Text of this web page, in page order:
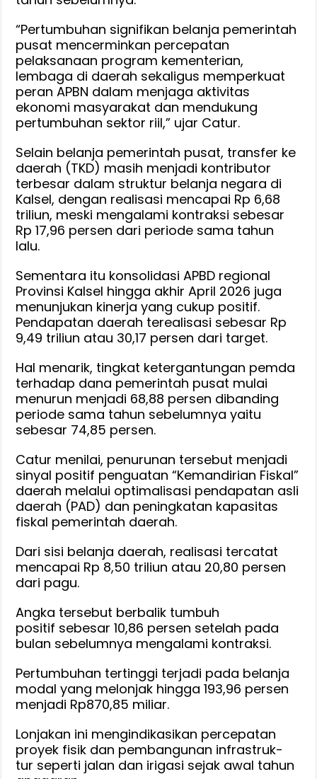
“Pertumbuhan signifikan belanja pemerintah
pusat mencerminkan percepatan
pelaksanaan program kementerian,
lembaga di daerah sekaligus memperkuat
peran APBN dalam menjaga aktivitas
ekonomi masyarakat dan mendukung
pertumbuhan sektor riil,” ujar Catur.
Selain belanja pemerintah pusat, transfer ke
daerah (TKD) masih menjadi kontributor
terbesar dalam struktur belanja negara di
Kalsel, dengan realisasi mencapai Rp 6,68
triliun, meski mengalami kontraksi sebesar
Rp 17,96 persen dari periode sama tahun
lalu.
Sementara itu konsolidasi APBD regional
Provinsi Kalsel hingga akhir April 2026 juga
menunjukan kinerja yang cukup positif.
Pendapatan daerah terealisasi sebesar Rp
9,49 triliun atau 30,17 persen dari target.
Hal menarik, tingkat ketergantungan pemda
terhadap dana pemerintah pusat mulai
menurun menjadi 68,88 persen dibanding
periode sama tahun sebelumnya yaitu
sebesar 74,85 persen.
Catur menilai, penurunan tersebut menjadi
sinyal positif penguatan “Kemandirian Fiskal”
daerah melalui optimalisasi pendapatan asli
daerah (PAD) dan peningkatan kapasitas
fiskal pemerintah daerah.
Dari sisi belanja daerah, realisasi tercatat
mencapai Rp 8,50 triliun atau 20,80 persen
dari pagu.
Angka tersebut berbalik tumbuh
positif sebesar 10,86 persen setelah pada
bulan sebelumnya mengalami kontraksi.
Pertumbuhan tertinggi terjadi pada belanja
modal yang melonjak hingga 193,96 persen
menjadi Rp870,85 miliar.
Lonjakan ini mengindikasikan percepatan
proyek fisik dan pembangunan infrastruk-
tur seperti jalan dan irigasi sejak awal tahun